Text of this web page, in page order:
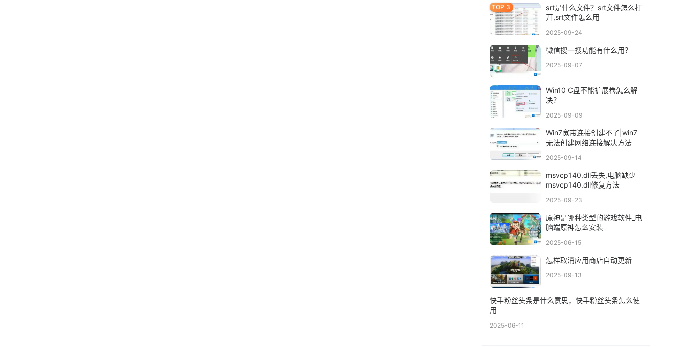
srt是什么文件？srt文件怎么打
开,srt文件怎么用
2025-09-24
微信搜一搜功能有什么用？
2025-09-07
Win10 C盘不能扩展卷怎么解
决？
2025-09-09
Win7宽带连接创建不了|win7
无法创建网络连接解决方法
2025-09-14
msvcp140.dll丢失,电脑缺少
msvcp140.dll修复方法
2025-09-23
原神是哪种类型的游戏软件_电
脑端原神怎么安装
2025-06-15
怎样取消应用商店自动更新
2025-09-13
快手粉丝头条是什么意思，快手粉丝头条怎么使
用
2025-06-11